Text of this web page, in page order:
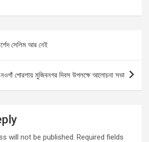
at
s
A
p
p
se
g
er
ar
e
সেলিম আর নেই
নওগাঁ পোরশায় মুজিবনগর দিবস উপলক্ষে আলোচনা সভা
will not be published. Required fields